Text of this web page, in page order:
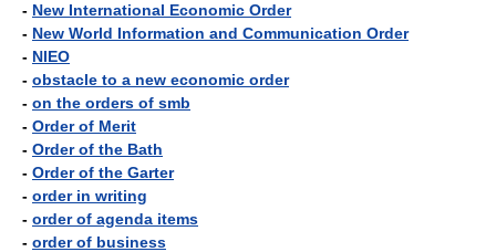
- New International Economic Order
- New World Information and Communication Order
- NIEO
- obstacle to a new economic order
- on the orders of smb
- Order of Merit
- Order of the Bath
- Order of the Garter
- order in writing
- order of agenda items
- order of business